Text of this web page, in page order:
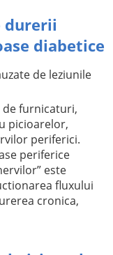
durerii
diabetice
de furnicaturi,
picioarelor,
periferici.
periferice
este
fluxului
cronica,